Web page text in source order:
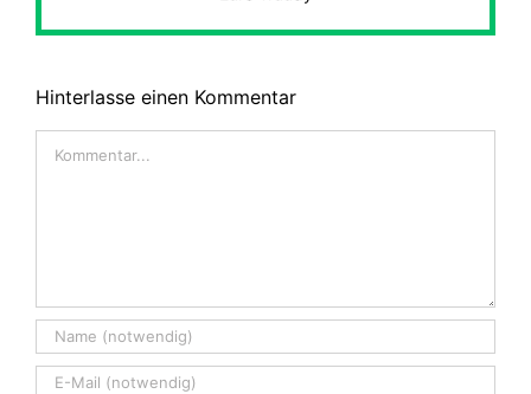
Hinterlasse einen Kommentar